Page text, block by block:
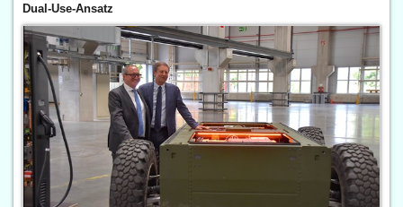
Dual-Use-Ansatz